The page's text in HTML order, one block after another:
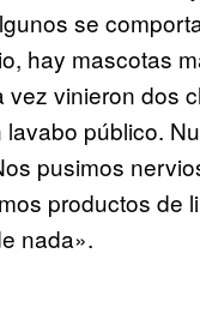
se
hay mascotas
vez vinieron dos
público.
pusimos
productos de
nada».